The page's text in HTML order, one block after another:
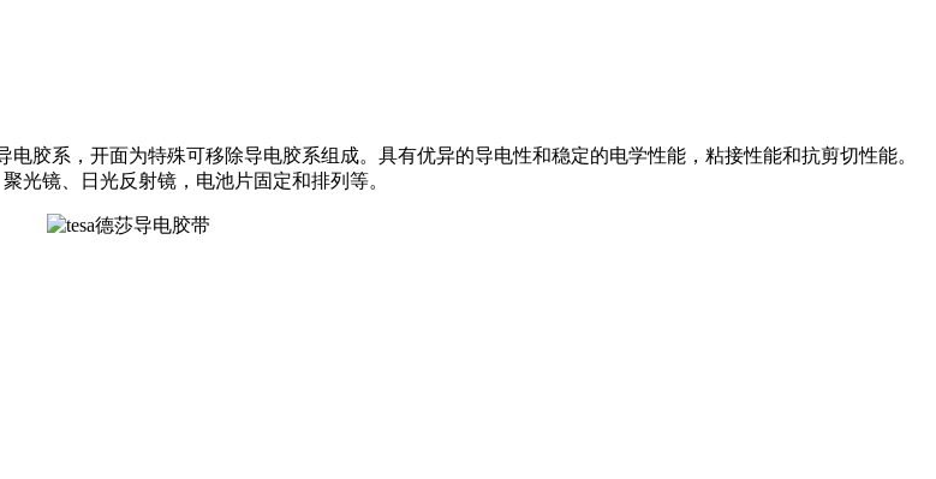
电胶系，开面为特殊可移除导电胶系组成。具有优异的导电性和稳定的电学性能，粘接性能和抗剪切性能。
光镜、日光反射镜，电池片固定和排列等。